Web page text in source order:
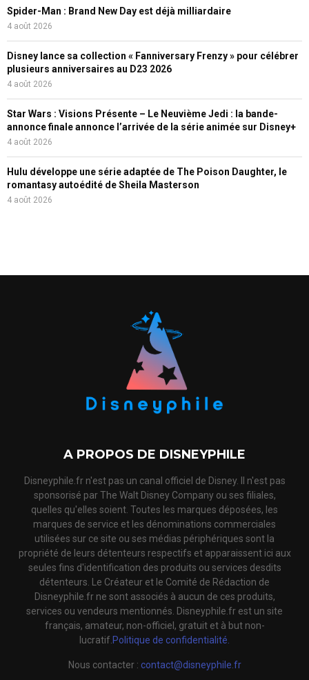
Spider-Man : Brand New Day est déjà milliardaire
4 août 2026
Disney lance sa collection « Fanniversary Frenzy » pour célébrer
plusieurs anniversaires au D23 2026
4 août 2026
Star Wars : Visions Présente – Le Neuvième Jedi : la bande-
annonce finale annonce l’arrivée de la série animée sur Disney+
4 août 2026
Hulu développe une série adaptée de The Poison Daughter, le
romantasy autoédité de Sheila Masterson
4 août 2026
A PROPOS DE DISNEYPHILE
Disneyphile.fr n'est pas un canal officiel de Disney. Il n'est pas
sponsorisé par The Walt Disney Company ou ses filiales,
quelles qu'elles soient. Toutes les marques déposées, les
marques de service et les dénominations commerciales
utilisées sur ce site ou ses médias périphériques sont la
propriété de leurs détenteurs respectifs et apparaissent ici aux
seules fins d'identification des produits ou services desdits
détenteurs. Le Créateur et le Comité de Rédaction de
Disneyphile.fr ne sont associés à aucun de ces produits,
services ou vendeurs mentionnés. Disneyphile.fr est un site
français, amateur, non-officiel, gratuit et à but non-
lucratif. Politique de confidentialité.
Nous contacter : contact@disneyphile.fr